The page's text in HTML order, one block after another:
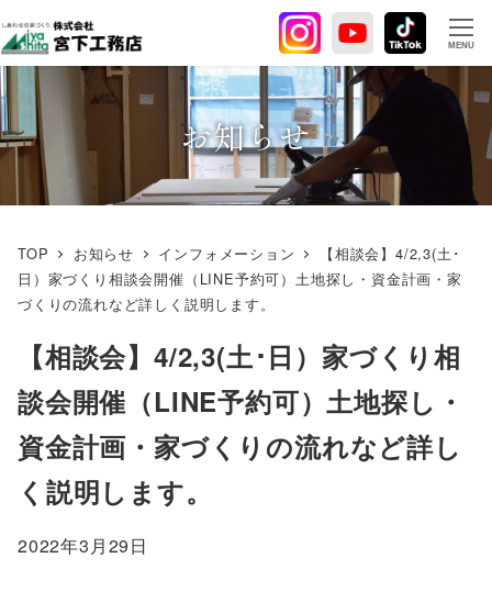
イ
ン
コ
ン
テ
ン
ツ
MENU
お知らせ
TOP お知らせ インフォメーション
【相談会】4/2,3(土･
日）家づくり相談会開催（LINE予約可）土地探し・資金計画・家
づくりの流れなど詳しく説明します。
【相談会】4/2,3(土･日）家づくり相
談会開催（LINE予約可）土地探し・
資金計画・家づくりの流れなど詳し
く説明します。
2022年3月29日